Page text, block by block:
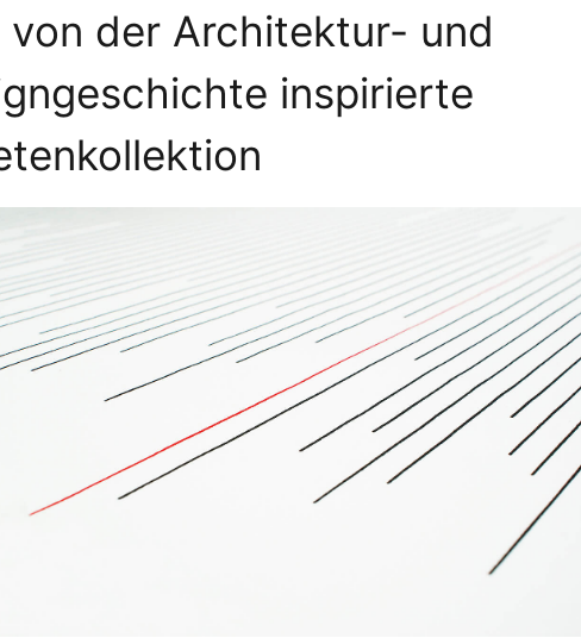
von der Architektur- und
inspirierte